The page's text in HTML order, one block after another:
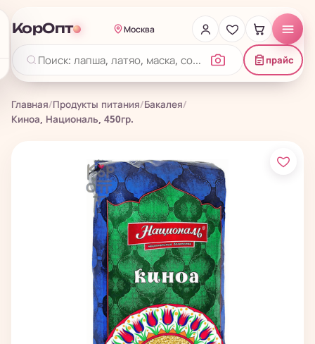
КорОпт Москва
прайс
Главная/Продукты питания/Бакалея/
Киноа, Националь, 450гр.